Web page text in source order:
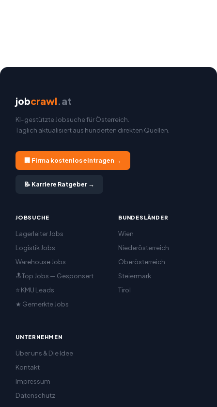
jobcrawl.at
KI-gestützte Jobsuche für Österreich.
Täglich aktualisiert aus hunderten direkten Quellen.
🏢 Firma kostenlos eintragen →
📝 Karriere Ratgeber →
JOBSUCHE
Lagerleiter Jobs
Logistik Jobs
Warehouse Jobs
🔝Top Jobs — Gesponsert
⭐ KMU Leads
★ Gemerkte Jobs
BUNDESLÄNDER
Wien
Niederösterreich
Oberösterreich
Steiermark
Tirol
UNTERNEHMEN
Über uns & Die Idee
Kontakt
Impressum
Datenschutz